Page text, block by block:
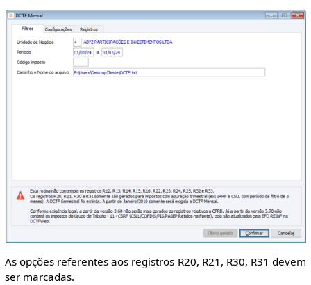
As opções referentes aos registros R20, R21, R30, R31 devem
ser marcadas.